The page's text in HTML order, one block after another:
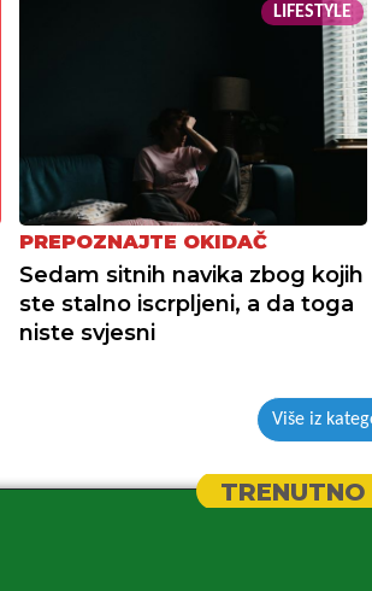
LIFESTYLE
PREPOZNAJTE OKIDAČ
Sedam sitnih navika zbog kojih
ste stalno iscrpljeni, a da toga
niste svjesni
Više iz